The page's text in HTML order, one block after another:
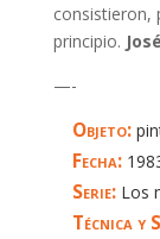
consistieron,
principio.
—-
Objeto:
Fecha:
Serie:Los
Técnica y